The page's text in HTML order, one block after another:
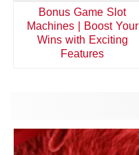
Bonus Game Slot
Machines | Boost Your
Wins with Exciting
Features